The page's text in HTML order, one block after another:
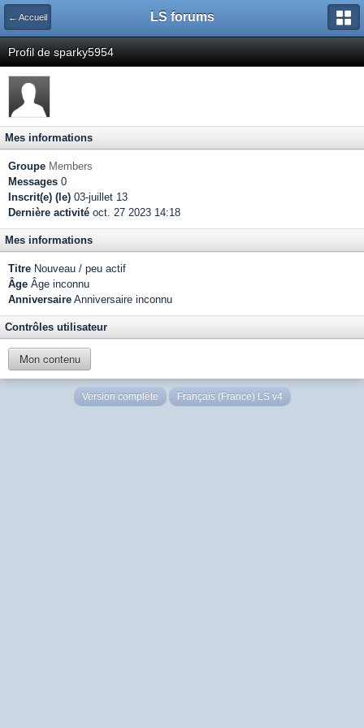
← Accueil LS forums
Profil de sparky5954
Mes informations
Groupe Members
Messages 0
Inscrit(e) (le) 03-juillet 13
Dernière activité oct. 27 2023 14:18
Mes informations
Titre Nouveau / peu actif
Âge Âge inconnu
Anniversaire Anniversaire inconnu
Contrôles utilisateur
Mon contenu
Version complète Français (France) LS v4